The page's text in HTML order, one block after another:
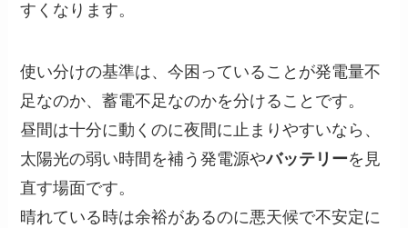
すくなります。
使い分けの基準は、今困っていることが発電量不
足なのか、蓄電不足なのかを分けることです。
昼間は十分に動くのに夜間に止まりやすいなら、
太陽光の弱い時間を補う発電源やバッテリーを見
直す場面です。
晴れている時は余裕があるのに悪天候で不安定に